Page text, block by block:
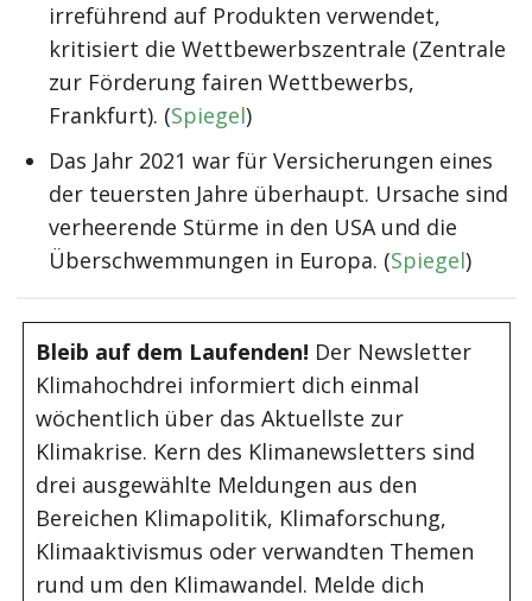
irreführend auf Produkten verwendet,
kritisiert die Wettbewerbszentrale (Zentrale
zur Förderung fairen Wettbewerbs,
Frankfurt). (Spiegel)
Das Jahr 2021 war für Versicherungen eines
der teuersten Jahre überhaupt. Ursache sind
verheerende Stürme in den USA und die
Überschwemmungen in Europa. (Spiegel)
Bleib auf dem Laufenden! Der Newsletter
Klimahochdrei informiert dich einmal
wöchentlich über das Aktuellste zur
Klimakrise. Kern des Klimanewsletters sind
drei ausgewählte Meldungen aus den
Bereichen Klimapolitik, Klimaforschung,
Klimaaktivismus oder verwandten Themen
rund um den Klimawandel. Melde dich